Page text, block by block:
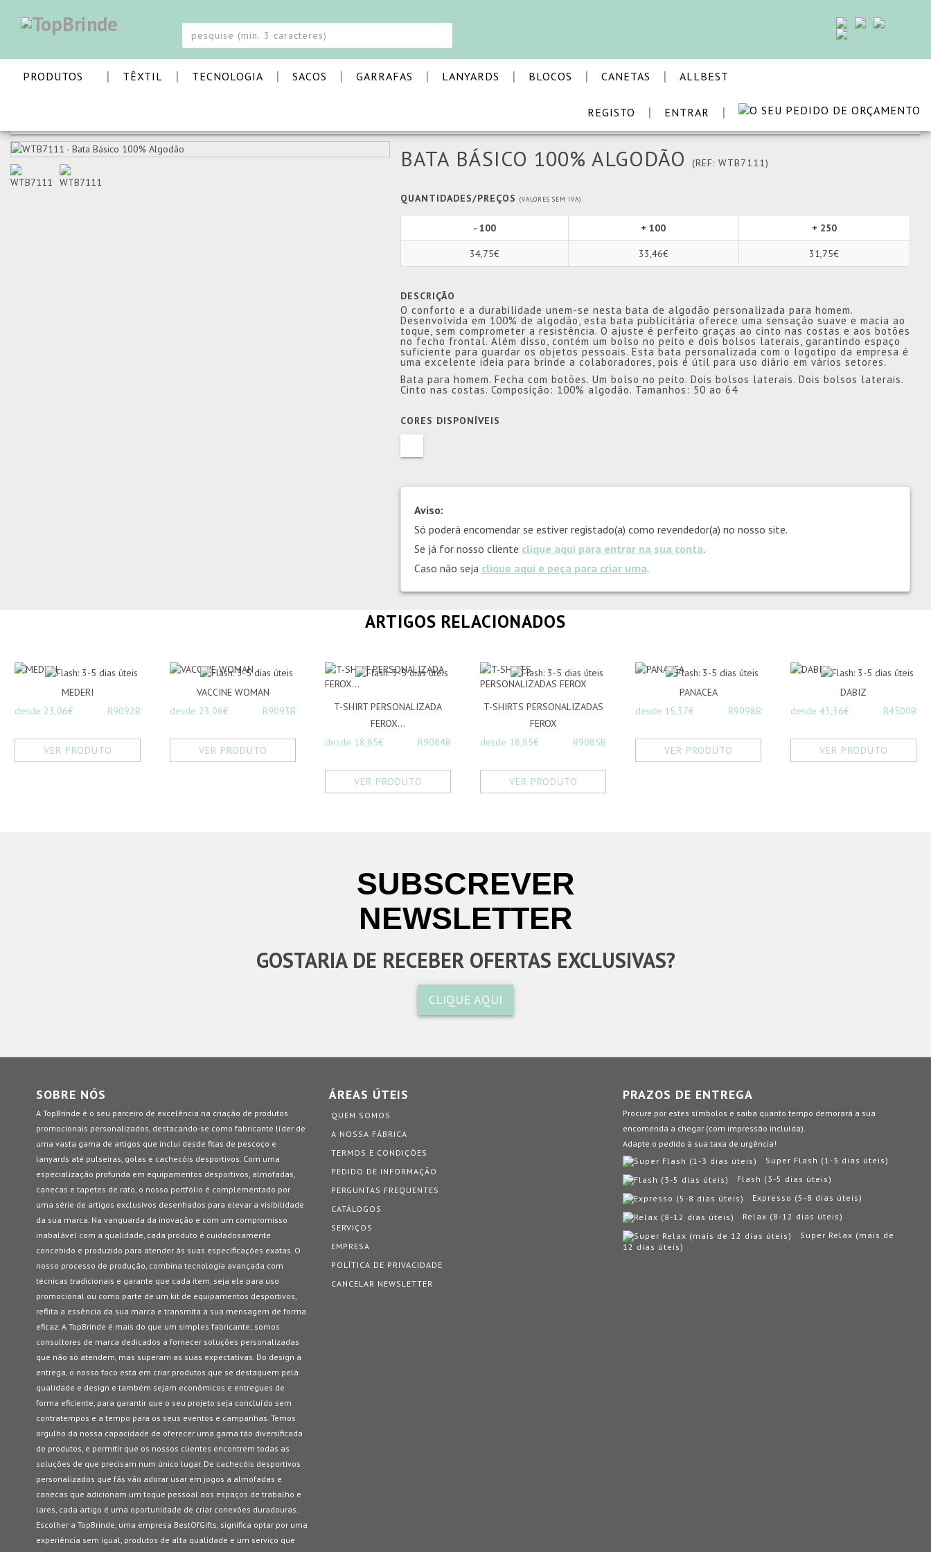
PRODUTOS | TÊXTIL | TECNOLOGIA | SACOS | GARRAFAS | LANYARDS | BLOCOS | CANETAS | ALLBEST
|
ENTRAR
|
REGISTO VOLTAR
BATA BÁSICO 100% ALGODÃO (REF: WTB7111)
QUANTIDADES/PREÇOS (VALORES SEM IVA)
- 100 + 100 + 250
34,75€ 33,46€ 31,75€
DESCRIÇÃO
O conforto e a durabilidade unem-se nesta bata de algodão personalizada para homem.
Desenvolvida em 100% de algodão, esta bata publicitária oferece uma sensação suave e macia ao
toque, sem comprometer a resistência. O ajuste é perfeito graças ao cinto nas costas e aos botões
no fecho frontal. Além disso, contém um bolso no peito e dois bolsos laterais, garantindo espaço
suficiente para guardar os objetos pessoais. Esta bata personalizada com o logotipo da empresa é
uma excelente ideia para brinde a colaboradores, pois é útil para uso diário em vários setores.
Bata para homem. Fecha com botões. Um bolso no peito. Dois bolsos laterais. Dois bolsos laterais.
Cinto nas costas. Composição: 100% algodão. Tamanhos: 50 ao 64
CORES DISPONÍVEIS
Aviso:
Só poderá encomendar se estiver registado(a) como revendedor(a) no nosso site.
Se já for nosso cliente clique aqui para entrar na sua conta.
Caso não seja clique aqui e peça para criar uma.
ARTIGOS RELACIONADOS
MEDERI
desde 23,06€
R9092B
VER PRODUTO
VACCINE WOMAN
desde 23,06€
R9093B
VER PRODUTO
T-SHIRT PERSONALIZADA
FEROX...
desde 18,85€
R9084B
VER PRODUTO
T-SHIRTS PERSONALIZADAS
FEROX
desde 18,85€
R9085B
VER PRODUTO
PANACEA
desde 15,37€
R9098B
VER PRODUTO
DABIZ
desde 43,36€
R4500B
VER PRODUTO
SUBSCREVER
NEWSLETTER
GOSTARIA DE RECEBER OFERTAS EXCLUSIVAS?
CLIQUE AQUI
SOBRE NÓS
A TopBrinde é o seu parceiro de excelência na criação de produtos
promocionais personalizados, destacando-se como fabricante líder de
uma vasta gama de artigos que inclui desde fitas de pescoço e
lanyards até pulseiras, golas e cachecóis desportivos. Com uma
especialização profunda em equipamentos desportivos, almofadas,
canecas e tapetes de rato, o nosso portfólio é complementado por
uma série de artigos exclusivos desenhados para elevar a visibilidade
da sua marca. Na vanguarda da inovação e com um compromisso
inabalável com a qualidade, cada produto é cuidadosamente
concebido e produzido para atender às suas especificações exatas. O
nosso processo de produção, combina tecnologia avançada com
técnicas tradicionais e garante que cada item, seja ele para uso
promocional ou como parte de um kit de equipamentos desportivos,
reflita a essência da sua marca e transmita a sua mensagem de forma
eficaz. A TopBrinde é mais do que um simples fabricante; somos
consultores de marca dedicados a fornecer soluções personalizadas
que não só atendem, mas superam as suas expectativas. Do design à
entrega, o nosso foco está em criar produtos que se destaquem pela
qualidade e design e também sejam econômicos e entregues de
forma eficiente, para garantir que o seu projeto seja concluído sem
contratempos e a tempo para os seus eventos e campanhas. Temos
orgulho da nossa capacidade de oferecer uma gama tão diversificada
de produtos, e permitir que os nossos clientes encontrem todas as
soluções de que precisam num único lugar. De cachecóis desportivos
personalizados que fãs vão adorar usar em jogos a almofadas e
canecas que adicionam um toque pessoal aos espaços de trabalho e
lares, cada artigo é uma oportunidade de criar conexões duradouras.
Escolher a TopBrinde, uma empresa BestOfGifts, significa optar por uma
experiência sem igual, produtos de alta qualidade e um serviço que
ÁREAS ÚTEIS
QUEM SOMOS
A NOSSA FÁBRICA
TERMOS E CONDIÇÕES
PEDIDO DE INFORMAÇÃO
PERGUNTAS FREQUENTES
CATÁLOGOS
SERVIÇOS
EMPRESA
POLÍTICA DE PRIVACIDADE
CANCELAR NEWSLETTER
PRAZOS DE ENTREGA
Procure por estes símbolos e saiba quanto tempo demorará a sua
encomenda a chegar (com impressão incluída).
Adapte o pedido à sua taxa de urgência!
Super Flash (1-3 dias úteis)
Flash (3-5 dias úteis)
Expresso (5-8 dias úteis)
Relax (8-12 dias úteis)
Super Relax (mais de
12 dias úteis)